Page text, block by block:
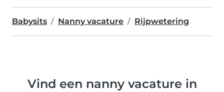
Babysits Nanny vacature Rijpwetering
Vind een nanny vacature in